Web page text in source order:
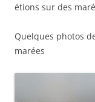
étions sur des
Quelques photos
marées